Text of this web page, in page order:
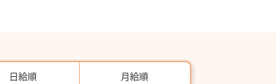
日給順 月給順